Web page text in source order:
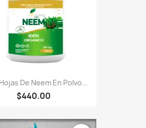
De Neem En Polvo...
$440.00